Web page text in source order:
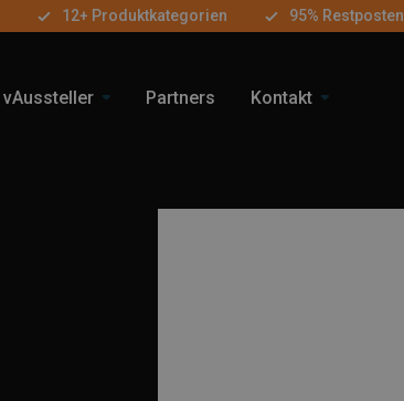
12+ Produktkategorien 95% Restposten
vAussteller Partners Kontakt